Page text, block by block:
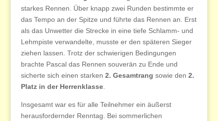
starkes Rennen. Über knapp zwei Runden bestimmte er
das Tempo an der Spitze und führte das Rennen an. Erst
als das Unwetter die Strecke in eine tiefe Schlamm- und
Lehmpiste verwandelte, musste er den späteren Sieger
ziehen lassen. Trotz der schwierigen Bedingungen
brachte Pascal das Rennen souverän zu Ende und
sicherte sich einen starken 2. Gesamtrang sowie den 2.
Platz in der Herrenklasse.
Insgesamt war es für alle Teilnehmer ein äußerst
herausfordernder Renntag. Bei sommerlichen